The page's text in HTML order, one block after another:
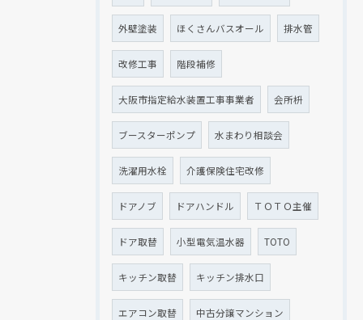
外壁塗装 ほくさんバスオール 排水管
改修工事 階段補修
大阪市指定給水装置工事事業者 会所枡
ブースターポンプ 水まわり相談会
洗濯用水栓 介護保険住宅改修
ドアノブ ドアハンドル ＴＯＴＯ主催
ドア取替 小型電気温水器 TOTO
キッチン取替 キッチン排水口
エアコン取替 中古分譲マンション